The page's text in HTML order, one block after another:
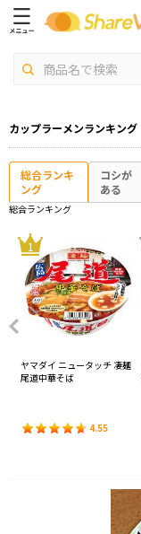
カップラーメンランキング
総合ランキ
ング
コシが
ある
総合ランキング
1
ヤマダイ ニュータッチ 凄麺
尾道中華そば
4.55